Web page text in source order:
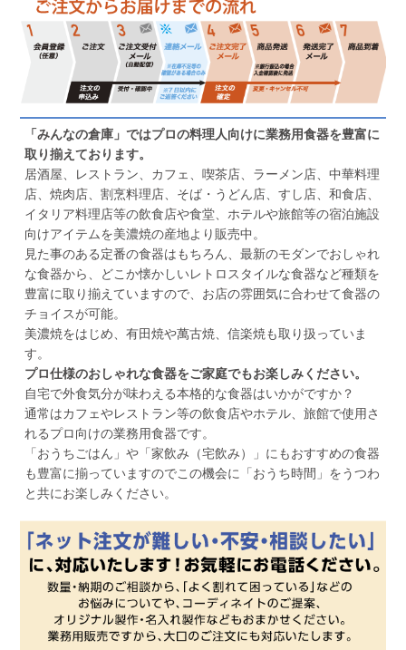
「みんなの倉庫」ではプロの料理人向けに業務用食器を豊富に
取り揃えております。
居酒屋、レストラン、カフェ、喫茶店、ラーメン店、中華料理
店、焼肉店、割烹料理店、そば・うどん店、すし店、和食店、
イタリア料理店等の飲食店や食堂、ホテルや旅館等の宿泊施設
向けアイテムを美濃焼の産地より販売中。
見た事のある定番の食器はもちろん、最新のモダンでおしゃれ
な食器から、どこか懐かしいレトロスタイルな食器など種類を
豊富に取り揃えていますので、お店の雰囲気に合わせて食器の
チョイスが可能。
美濃焼をはじめ、有田焼や萬古焼、信楽焼も取り扱っていま
す。
プロ仕様のおしゃれな食器をご家庭でもお楽しみください。
自宅で外食気分が味わえる本格的な食器はいかがですか？
通常はカフェやレストラン等の飲食店やホテル、旅館で使用さ
れるプロ向けの業務用食器です。
「おうちごはん」や「家飲み（宅飲み）」にもおすすめの食器
も豊富に揃っていますのでこの機会に「おうち時間」をうつわ
と共にお楽しみください。